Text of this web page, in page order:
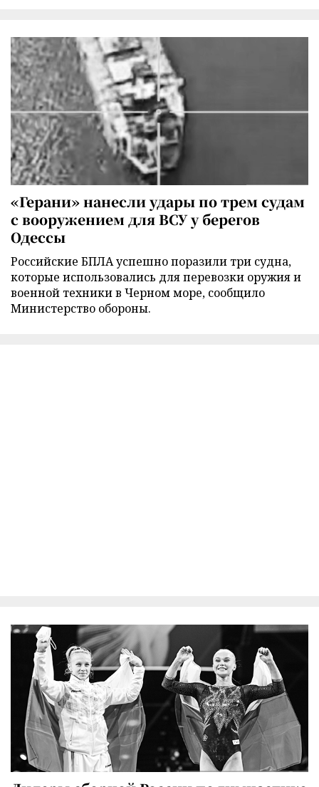
«Герани» нанесли удары по трем судам
с вооружением для ВСУ у берегов
Одессы
Российские БПЛА успешно поразили три судна,
которые использовались для перевозки оружия и
военной техники в Черном море, сообщило
Министерство обороны.